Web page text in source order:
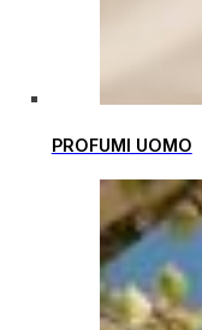
PROFUMI UOMO